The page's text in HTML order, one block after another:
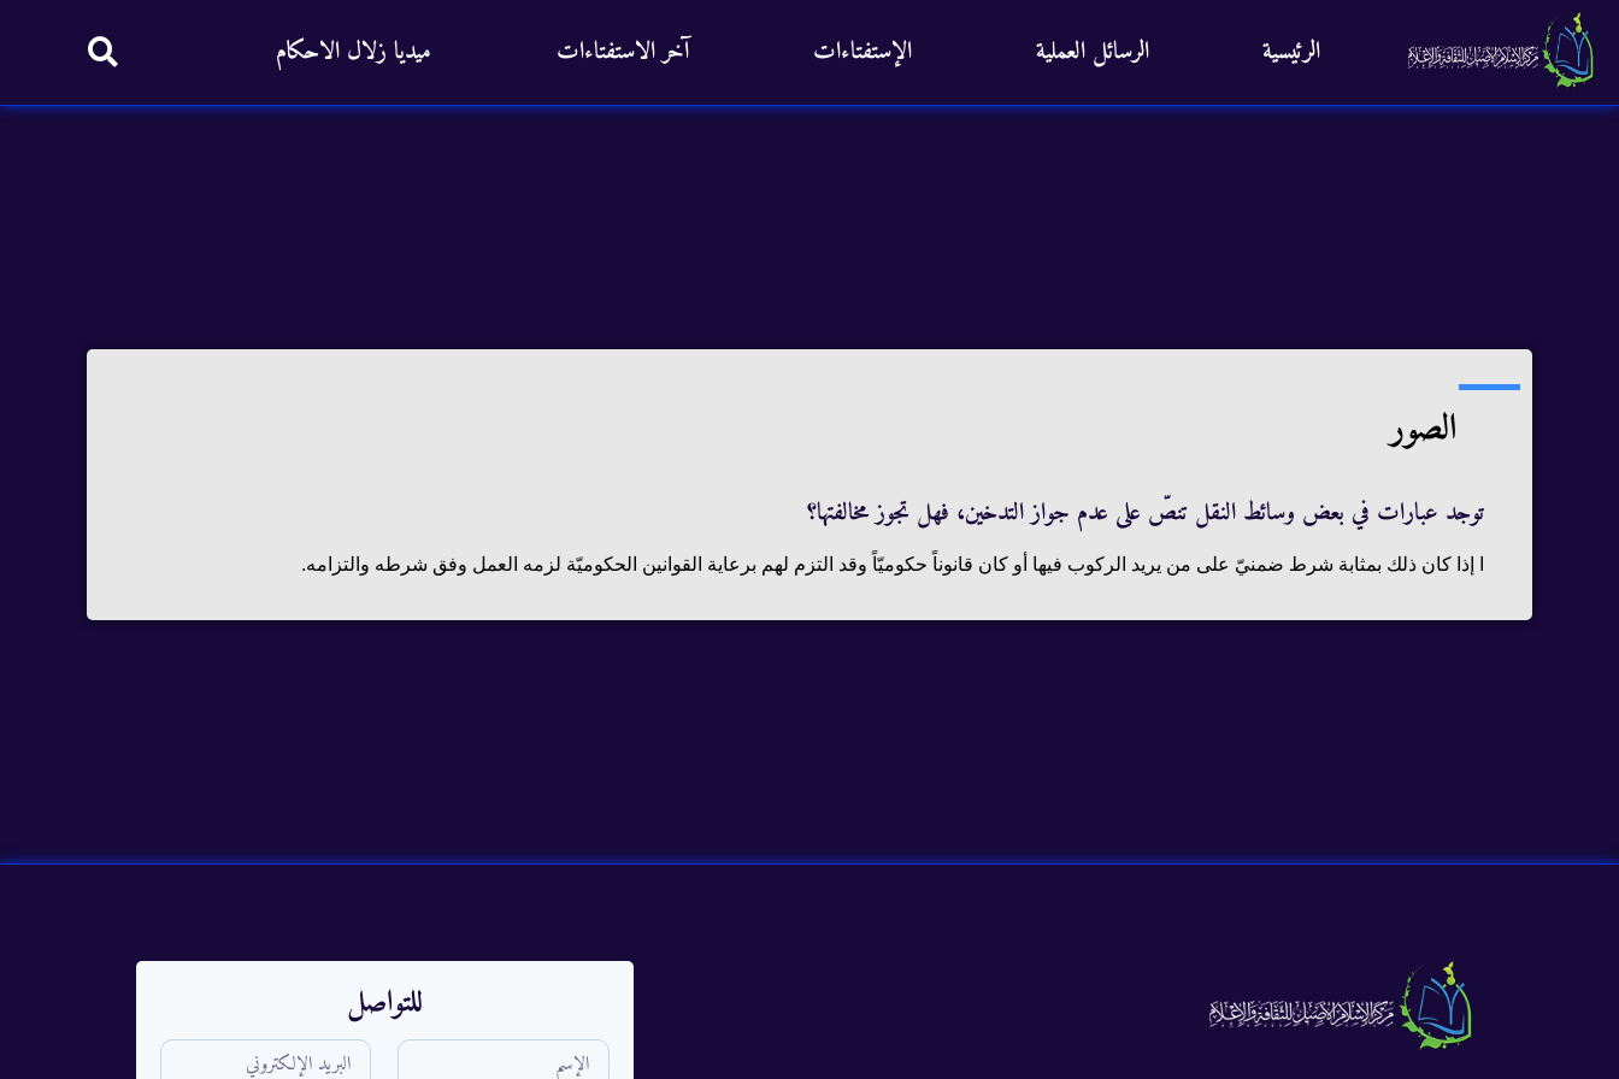
الرئيسية الرسائل العملية الإستفتاءات آخر الاستفتاءات ميديا زلال الاحكام
الصور
توجد عبارات في بعض وسائط النقل تنصّ على عدم جواز التدخين، فهل تجوز مخالفتها؟
ا إذا كان ذلك بمثابة شرط ضمنيّ على من يريد الركوب فيها أو كان قانوناً حكوميّاً وقد التزم لهم برعاية القوانين الحكوميّة لزمه العمل وفق شرطه والتزامه.
للتواصل